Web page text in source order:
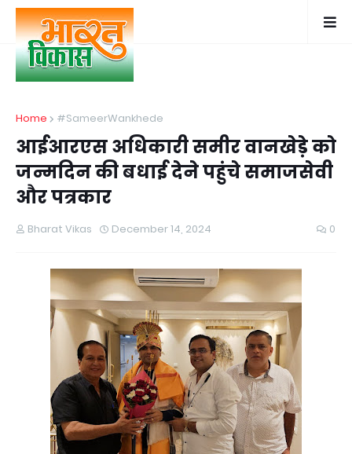
Home #SameerWankhede
आईआरएस अधिकारी समीर वानखेड़े को
जन्मदिन की बधाई देने पहुंचे समाजसेवी
और पत्रकार
Bharat Vikas December 14, 2024 0